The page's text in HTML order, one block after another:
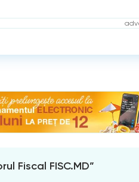
Fiscal FISC.MD”